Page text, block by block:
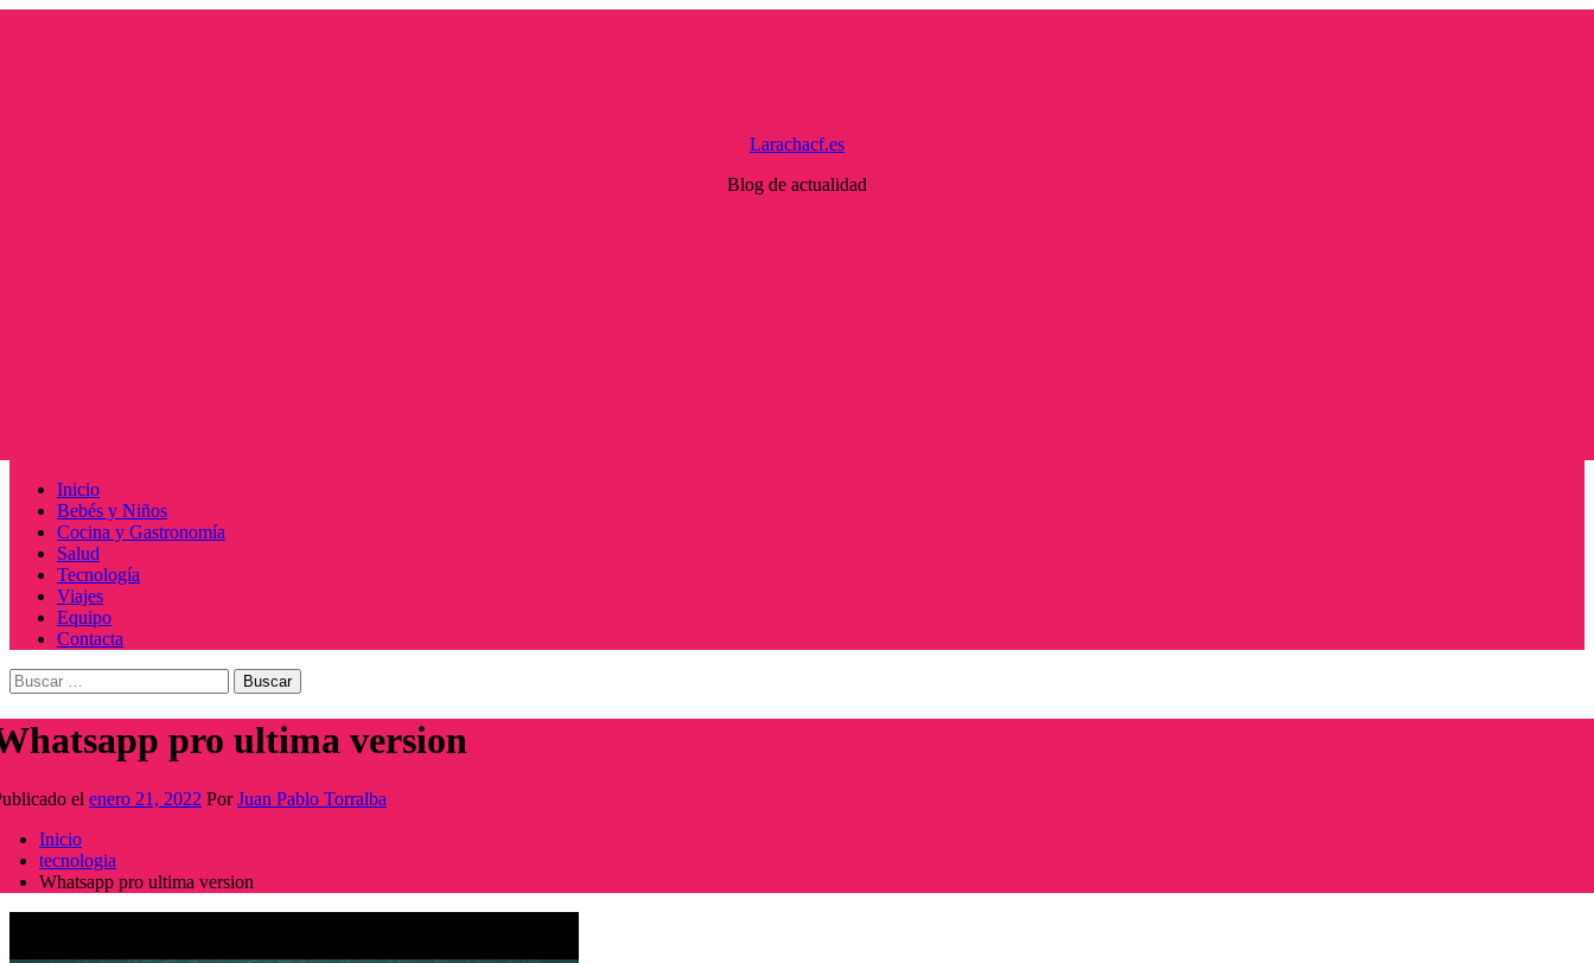
Larachacf.es
Blog de actualidad
Menú
principal
Inicio
Bebés y Niños
Cocina y Gastronomía
Salud
Tecnología
Viajes
Equipo
Contacta
Buscar:
pro ultima version
el enero 21, 2022 PorJuan Pablo Torralba
Inicio
tecnologia
Whatsapp pro ultima version